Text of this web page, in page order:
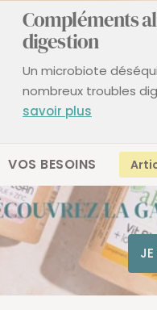
Compléments
digestion
Un microbiote
nombreux troubles
savoir plus
VOS BESOINS
JE